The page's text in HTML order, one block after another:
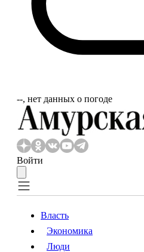
‐‐, нет данных о погоде
Войти
Власть
Власть
Экономика
Люди